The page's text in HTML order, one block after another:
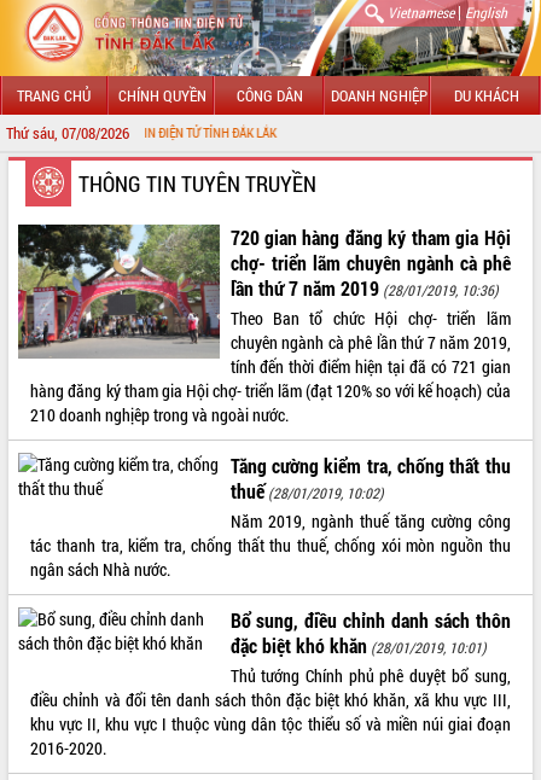
Vietnamese| English
TRANG CHỦ CHÍNH QUYỀN CÔNG DÂN DOANH NGHIỆP DU KHÁCH
Thứ sáu, 07/08/2026
THÔNG TIN ĐIỆN TỬ TỈNH ĐẮK LẮK
GIỚI THIỆU
LÃNH ĐẠO UBND TỈNH
TIN TỨC SỰ KIỆN
SỞ, BAN, NGÀNH
THÔNG TIN CHỈ ĐẠO ĐIỀU HÀNH
HỆ THỐNG VĂN BẢN
ĐIỂM TIN VĂN BẢN
QUY HOẠCH - KẾ HOẠCH
THÔNG TIN TUYÊN TRUYỀN
720 gian hàng đăng ký tham gia Hội
chợ- triển lãm chuyên ngành cà phê
lần thứ 7 năm 2019 (28/01/2019, 10:36)
Theo Ban tổ chức Hội chợ- triển lãm
chuyên ngành cà phê lần thứ 7 năm 2019,
tính đến thời điểm hiện tại đã có 721 gian
hàng đăng ký tham gia Hội chợ- triển lãm (đạt 120% so với kế hoạch) của
210 doanh nghịêp trong và ngoài nước.
Tăng cường kiểm tra, chống thất thu
thuế (28/01/2019, 10:02)
Năm 2019, ngành thuế tăng cường công
tác thanh tra, kiểm tra, chống thất thu thuế, chống xói mòn nguồn thu
ngân sách Nhà nước.
Bổ sung, điều chỉnh danh sách thôn
đặc biệt khó khăn (28/01/2019, 10:01)
Thủ tướng Chính phủ phê duyệt bổ sung,
điều chỉnh và đổi tên danh sách thôn đặc biệt khó khăn, xã khu vực III,
khu vực II, khu vực I thuộc vùng dân tộc thiểu số và miền núi giai đoạn
2016-2020.